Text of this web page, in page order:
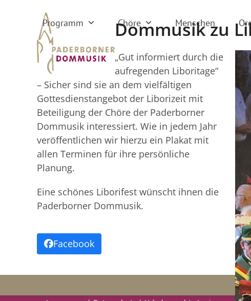
Programm Chöre Menschen
Dommusik zu
„Gut informiert durch die
aufregenden Liboritage“
– Sicher sind sie an dem vielfältigen
Gottesdienstangebot der Liborizeit mit
Beteiligung der Chöre der Paderborner
Dommusik interessiert. Wie in jedem Jahr
veröffentlichen wir hierzu ein Plakat mit
allen Terminen für ihre persönliche
Planung.
Eine schönes Liborifest wünscht ihnen die
Paderborner Dommusik.
Facebook